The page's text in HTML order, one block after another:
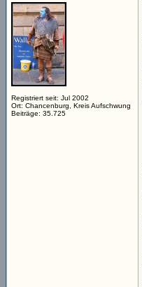
Registriert seit: Jul 2002
Ort: Chancenburg, Kreis Aufschwung
Beiträge: 35.725